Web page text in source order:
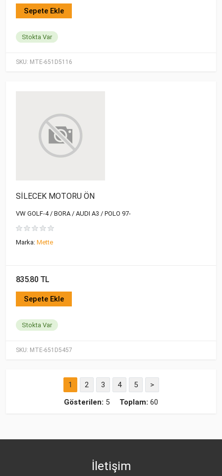
SKU: MTE-651D5116
Sepete Ekle
Stokta Var
SKU: MTE-651D5457
SİLECEK MOTORU ÖN
VW GOLF-4 / BORA / AUDI A3 / POLO 97-
Marka: Mette
835.80 TL
Sepete Ekle
Stokta Var
1 2 3 4 5
>
Gösterilen: 5 Toplam: 60
İletişim